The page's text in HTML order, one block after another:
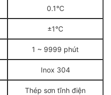
0.1°C
±1°C
1 ~ 9999 phút
Inox 304
Thép sơn tĩnh điện